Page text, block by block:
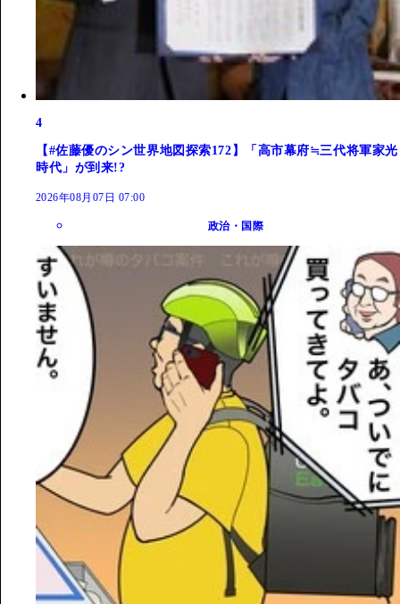
4
【#佐藤優のシン世界地図探索172】「高市幕府≒三代将軍家光
時代」が到来!?
2026年08月07日 07:00
政治・国際